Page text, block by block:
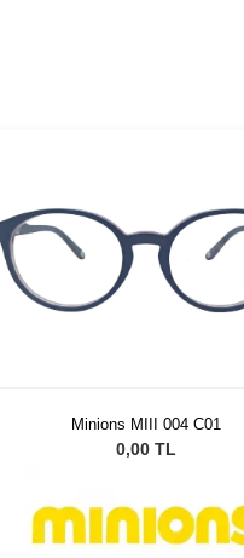
Minions MIII 004 C01
0,00 TL